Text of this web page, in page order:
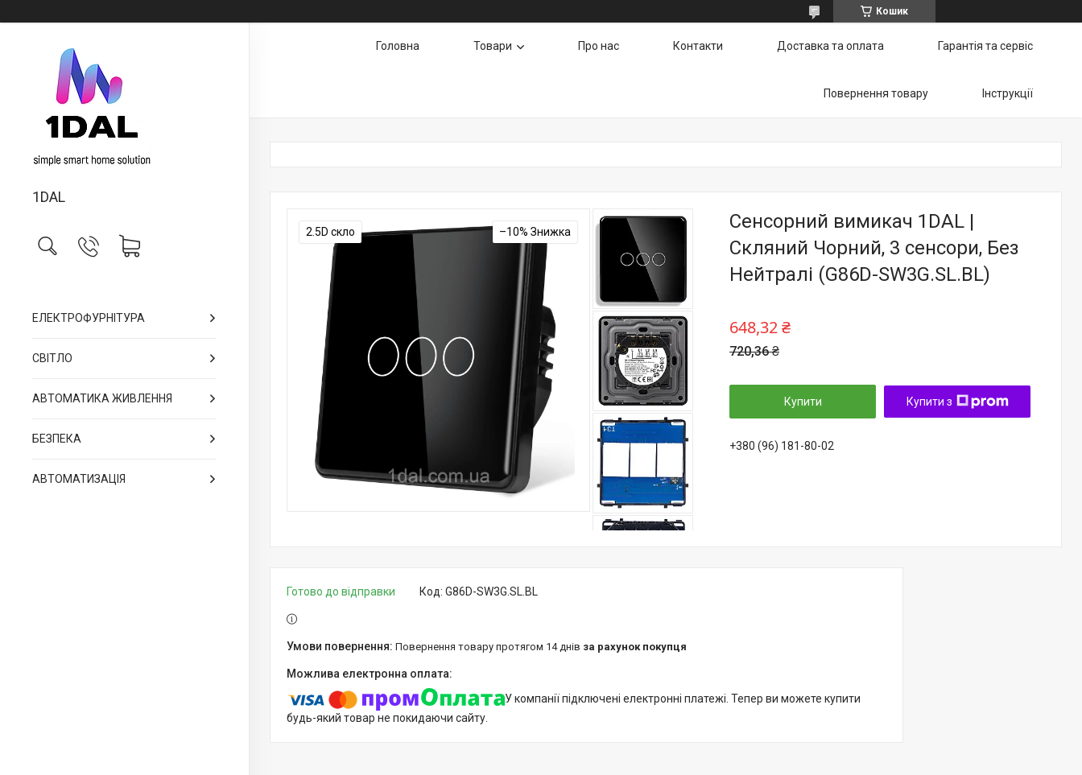
Кошик
1DAL
ЕЛЕКТРОФУРНІТУРА
СВІТЛО
АВТОМАТИКА ЖИВЛЕННЯ
БЕЗПЕКА
АВТОМАТИЗАЦІЯ
Головна Товари Про нас Контакти Доставка та оплата Гарантія та сервіс
Повернення товару Інструкції
2.5D скло –10%
Сенсорний вимикач 1DAL |
Скляний Чорний, 3 сенсори, Без
Нейтралі (G86D-SW3G.SL.BL)
720,36 ₴
648,32 ₴
Купити Купити з
+380 (96) 181-80-02
Готово до відправки Код: G86D-SW3G.SL.BL
повернення товару протягом 14 днів за рахунок покупця
У компанії підключені електронні платежі. Тепер ви можете купити
будь-який товар не покидаючи сайту.